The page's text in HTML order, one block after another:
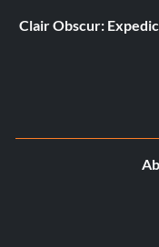
Clair Obscur: